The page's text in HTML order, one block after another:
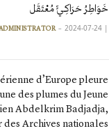
خَوَاطِرُ حَرَاكِـيٍّ مُعْتَقَل
|
2024-07-24
d’Europe pleure
des plumes du Jeune
Abdelkrim Badjadja,
Archives nationales.